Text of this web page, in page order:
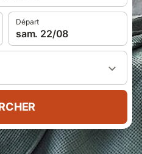
Départ
sam. 22/08